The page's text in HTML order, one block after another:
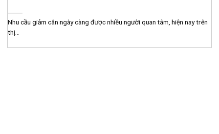
Nhu cầu giảm cân ngày càng được nhiều người quan tâm, hiện nay trên
thị...